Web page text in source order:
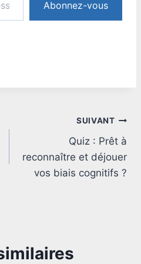
Abonnez-vous
SUIVANT
Quiz : Prêt à
reconnaître et déjouer
vos biais cognitifs ?